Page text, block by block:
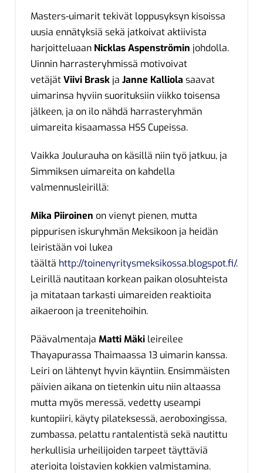
Masters-uimarit tekivät loppusyksyn kisoissa
uusia ennätyksiä sekä jatkoivat aktiivista
harjoitteluaan Nicklas Aspenströmin johdolla.
Uinnin harrasteryhmissä motivoivat
vetäjätViivi Braskja Janne Kalliola saavat
uimarinsa hyviin suorituksiin viikko toisensa
jälkeen, ja on ilo nähdä harrasteryhmän
uimareita kisaamassa HSS Cupeissa.
Vaikka Joulurauha on käsillä niin työ jatkuu, ja
Simmiksen uimareita on kahdella
valmennusleirillä:
Mika Piiroinen on vienyt pienen, mutta
pippurisen iskuryhmän Meksikoon ja heidän
leiristään voi lukea
täältä http://toinenyritysmeksikossa.blogspot.fi/.
Leirillä nautitaan korkean paikan olosuhteista
ja mitataan tarkasti uimareiden reaktioita
aikaeroon ja treenitehoihin.
Päävalmentaja Matti Mäkileireilee
Thayapurassa Thaimaassa 13 uimarin kanssa.
Leiri on lähtenyt hyvin käyntiin. Ensimmäisten
päivien aikana on tietenkin uitu niin altaassa
mutta myös meressä, vedetty useampi
kuntopiiri, käyty pilateksessä, aeroboxingissa,
zumbassa, pelattu rantalentistä sekä nautittu
herkullisia urheilijoiden tarpeet täyttäviä
aterioita loistavien kokkien valmistamina.